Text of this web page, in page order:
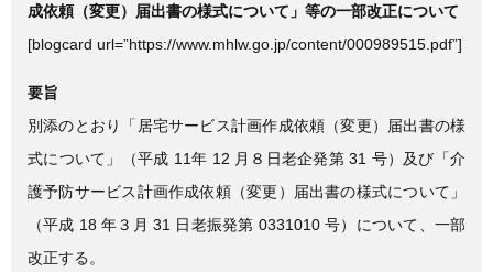
成依頼（変更）届出書の様式について」等の一部改正について
[blogcard url=”https://www.mhlw.go.jp/content/000989515.pdf”]
要旨
別添のとおり「居宅サービス計画作成依頼（変更）届出書の様
式について」（平成 11年 12 月８日老企発第 31 号）及び「介
護予防サービス計画作成依頼（変更）届出書の様式について」
（平成 18 年３月 31 日老振発第 0331010 号）について、一部
改正する。